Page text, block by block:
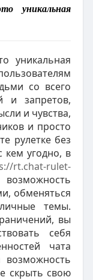
уникальная
уникальная
со всего
и запретов,
и чувства,
и просто
рулетке без
угодно, в
rt.chat-rulet-
обменяться
темы.
вы
себя
чата
возможность
скрыть свою